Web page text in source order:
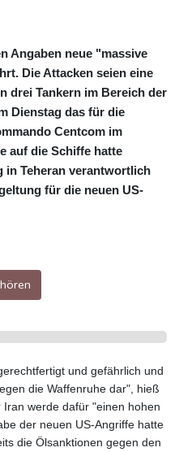
Angaben neue "massive
Die Attacken seien eine
drei Tankern im Bereich der
Dienstag das für die
Centcom im
auf die Schiffe hatte
in Teheran verantwortlich
für die neuen US-
und gefährlich und
die Waffenruhe dar", hieß
werde dafür "einen hohen
der neuen US-Angriffe hatte
die Ölsanktionen gegen den